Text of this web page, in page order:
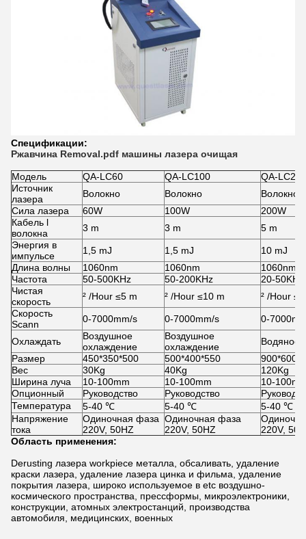
Спецификации:
Ржавчина Removal.pdf машины лазера очищая
Модель QA-LC60 QA-LC100
QA-LC200
Источник
лазера
Волокно Волокно
Волокно
Сила лазера
60W 100W
200W
Кабель l
волокна
3 m 3 m
5 m
Энергия в
импульсе
1,5 mJ 1,5 mJ
10 mJ
Длина волны
1060nm 1060nm
1060nm
Частота
50-500KHz 50-200KHz
20-50KHz
Чистая
скорость
² /Hour ≤5 m ² /Hour ≤10 m
² /Hour
Скорость
Scann
0-7000mm/s 0-7000mm/s 0-
Охлаждать
Воздушное
охлаждение
Воздушное
охлаждение
Водяное
Размер
450*350*500 500*400*550
Вес
30Kg 40Kg
120Kg
Ширина луча
10-100mm 10-100mm
10-
Опционный
Руководство Руководство
Температура
5-40 ℃ 5-40 ℃
5-40 ℃
Напряжение
тока
Одиночная фаза
220V, 50HZ
Одиночная фаза
220V, 50HZ
220V,
Область применения:
Derusting лазера workpiece металла, обсаливать, удаление
краски лазера, удаление лазера цинка и фильма, удаление
покрытия лазера, широко используемое в etc воздушно-
космического пространства, прессформы, микроэлектроники,
конструкции, атомных электростанций, производства
автомобиля, медицинских, военных